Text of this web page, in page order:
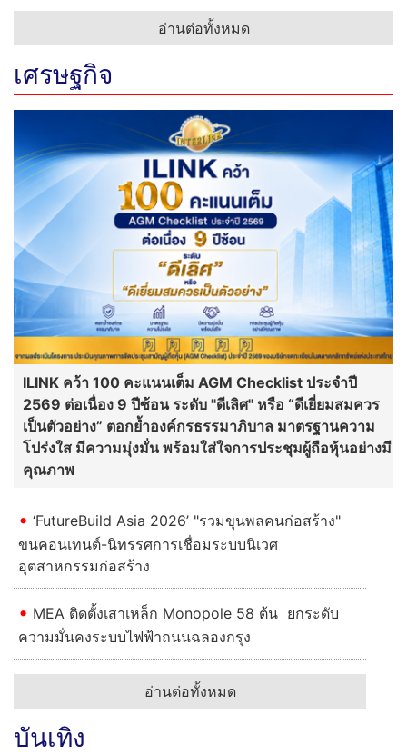
อ่านต่อทั้งหมด
เศรษฐกิจ
ILINK คว้า 100 คะแนนเต็ม AGM Checklist ประจำปี
2569 ต่อเนื่อง 9 ปีซ้อน ระดับ "ดีเลิศ" หรือ “ดีเยี่ยมสมควร
เป็นตัวอย่าง” ตอกย้ำองค์กรธรรมาภิบาล มาตรฐานความ
โปร่งใส มีความมุ่งมั่น พร้อมใส่ใจการประชุมผู้ถือหุ้นอย่างมี
คุณภาพ
‘FutureBuild Asia 2026’ "รวมขุนพลคนก่อสร้าง"
ขนคอนเทนต์-นิทรรศการเชื่อมระบบนิเวศ
อุตสาหกรรมก่อสร้าง
MEA ติดตั้งเสาเหล็ก Monopole 58 ต้น ยกระดับ
ความมั่นคงระบบไฟฟ้าถนนฉลองกรุง
อ่านต่อทั้งหมด
บันเทิง